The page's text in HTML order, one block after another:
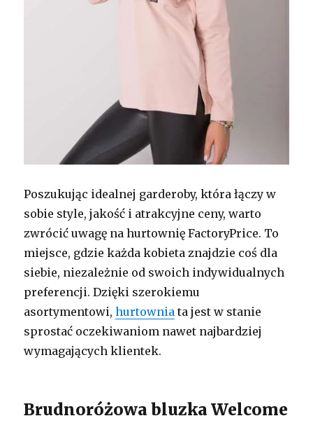
Poszukując idealnej garderoby, która łączy w
sobie style, jakość i atrakcyjne ceny, warto
zwrócić uwagę na hurtownię FactoryPrice. To
miejsce, gdzie każda kobieta znajdzie coś dla
siebie, niezależnie od swoich indywidualnych
preferencji. Dzięki szerokiemu
asortymentowi,hurtownia ta jest w stanie
sprostać oczekiwaniom nawet najbardziej
wymagających klientek.
Brudnoróżowa bluzka Welcome